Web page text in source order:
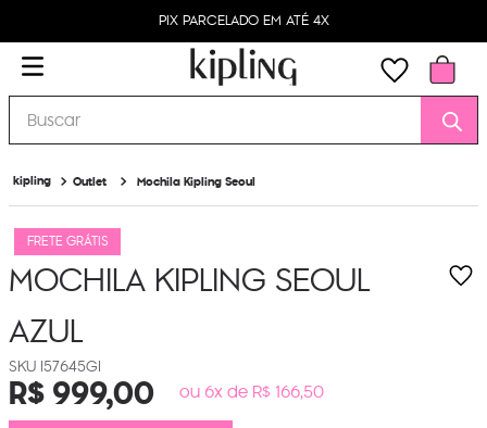
PIX PARCELADO EM ATÉ 4X
Buscar
Outlet Mochila Kipling Seoul
FRETE GRÁTIS
MOCHILA KIPLING SEOUL
AZUL
I57645GI
R$999,00 ou 6x de R$ 166,50